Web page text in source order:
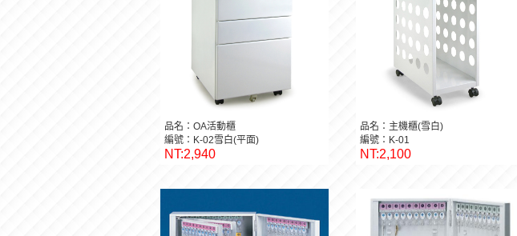
品名：OA活動櫃
編號：K-02雪白(平面)
NT:2,940
品名：主機櫃(雪白)
編號：K-01
NT:2,100